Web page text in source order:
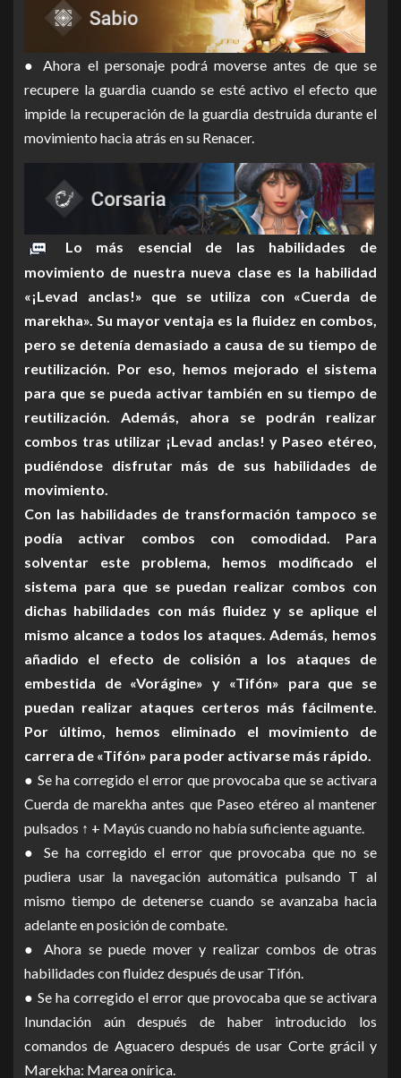
● Ahora el personaje podrá moverse antes de que se
recupere la guardia cuando se esté activo el efecto que
impide la recuperación de la guardia destruida durante el
movimiento hacia atrás en su Renacer.
Lo más esencial de las habilidades de
movimiento de nuestra nueva clase es la habilidad
«¡Levad anclas!» que se utiliza con «Cuerda de
marekha». Su mayor ventaja es la fluidez en combos,
pero se detenía demasiado a causa de su tiempo de
reutilización. Por eso, hemos mejorado el sistema
para que se pueda activar también en su tiempo de
reutilización. Además, ahora se podrán realizar
combos tras utilizar ¡Levad anclas! y Paseo etéreo,
pudiéndose disfrutar más de sus habilidades de
movimiento.
Con las habilidades de transformación tampoco se
podía activar combos con comodidad. Para
solventar este problema, hemos modificado el
sistema para que se puedan realizar combos con
dichas habilidades con más fluidez y se aplique el
mismo alcance a todos los ataques. Además, hemos
añadido el efecto de colisión a los ataques de
embestida de «Vorágine» y «Tifón» para que se
puedan realizar ataques certeros más fácilmente.
Por último, hemos eliminado el movimiento de
carrera de «Tifón» para poder activarse más rápido.
● Se ha corregido el error que provocaba que se activara
Cuerda de marekha antes que Paseo etéreo al mantener
pulsados ↑ + Mayús cuando no había suficiente aguante.
● Se ha corregido el error que provocaba que no se
pudiera usar la navegación automática pulsando T al
mismo tiempo de detenerse cuando se avanzaba hacia
adelante en posición de combate.
● Ahora se puede mover y realizar combos de otras
habilidades con fluidez después de usar Tifón.
● Se ha corregido el error que provocaba que se activara
Inundación aún después de haber introducido los
comandos de Aguacero después de usar Corte grácil y
Marekha: Marea onírica.